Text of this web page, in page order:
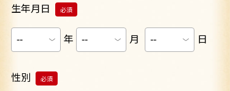
生年月日 必須
年 月 日
性別 必須